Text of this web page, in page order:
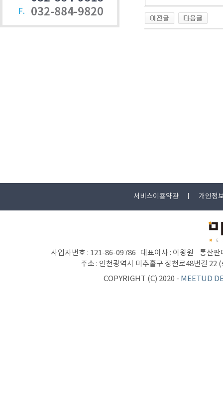
서비스이용약관 개인정
사업자번호 : 121-86-09786 대표이사 : 이왕원 통산
주소 : 인천광역시 미추홀구 장천로48번길
COPYRIGHT (C) 2020 - MEETUD